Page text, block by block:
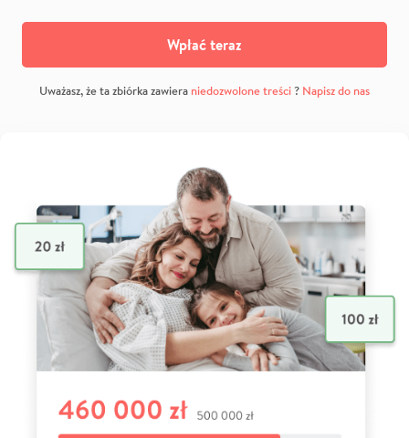
Wpłać teraz
Uważasz, że ta zbiórka zawiera niedozwolone treści? Napisz do nas